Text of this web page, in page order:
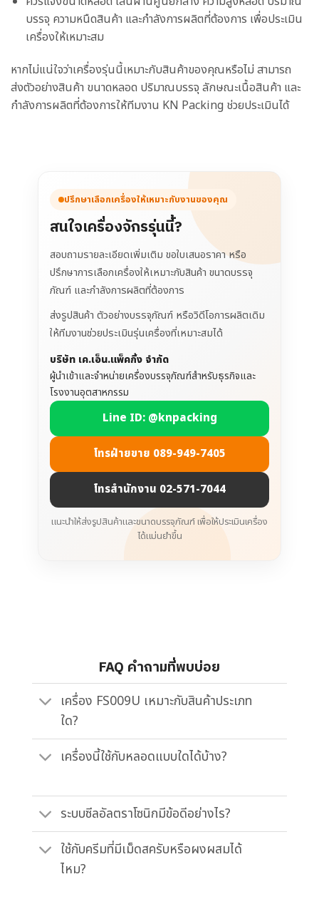
บรรจุ ความหนืดสินค้า และกำลังการผลิตที่ต้องการ เพื่อประเมิน
เครื่องให้เหมาะสม
หากไม่แน่ใจว่าเครื่องรุ่นนี้เหมาะกับสินค้าของคุณหรือไม่ สามารถ
ส่งตัวอย่างสินค้า ขนาดหลอด ปริมาณบรรจุ ลักษณะเนื้อสินค้า และ
กำลังการผลิตที่ต้องการให้ทีมงาน KN Packing ช่วยประเมินได้
ปรึกษาเลือกเครื่องให้เหมาะกับงานของคุณ
สนใจเครื่องจักรรุ่นนี้?
สอบถามรายละเอียดเพิ่มเติม ขอใบเสนอราคา หรือ
ปรึกษาการเลือกเครื่องให้เหมาะกับสินค้า ขนาดบรรจุ
ภัณฑ์ และกำลังการผลิตที่ต้องการ
ส่งรูปสินค้า ตัวอย่างบรรจุภัณฑ์ หรือวิดีโอการผลิตเดิม
ให้ทีมงานช่วยประเมินรุ่นเครื่องที่เหมาะสมได้
บริษัท เค.เอ็น.แพ็คกิ้ง จำกัด
ผู้นำเข้าและจำหน่ายเครื่องบรรจุภัณฑ์สำหรับธุรกิจและ
โรงงานอุตสาหกรรม
Line ID: @knpacking
โทรฝ่ายขาย 089-949-7405
โทรสำนักงาน 02-571-7044
แนะนำให้ส่งรูปสินค้าและขนาดบรรจุภัณฑ์ เพื่อให้ประเมินเครื่อง
ได้แม่นยำขึ้น
FAQ คำถามที่พบบ่อย
เครื่อง FS009U เหมาะกับสินค้าประเภท
ใด?
เครื่องนี้ใช้กับหลอดแบบใดได้บ้าง?
ระบบซีลอัลตราโซนิกมีข้อดีอย่างไร?
ใช้กับครีมที่มีเม็ดสครับหรือผงผสมได้
ไหม?